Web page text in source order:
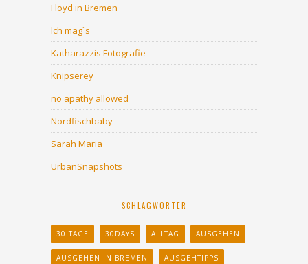
Floyd in Bremen
Ich mag´s
Katharazzis Fotografie
Knipserey
no apathy allowed
Nordfischbaby
Sarah Maria
UrbanSnapshots
SCHLAGWÖRTER
30 TAGE 30DAYS ALLTAG AUSGEHEN
AUSGEHEN IN BREMEN AUSGEHTIPPS